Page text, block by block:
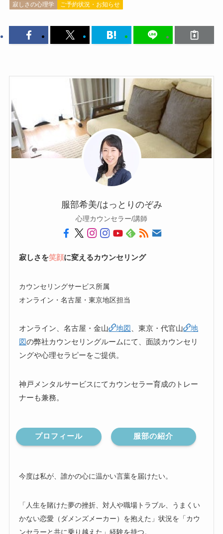
寂しさの心理学 ご予約状況・お知らせ
服部希美/はっとりのぞみ
心理カウンセラー/講師
寂しさを笑顔に変えるカウンセリング
カウンセリングサービス所属
オンライン・名古屋・東京地区担当
オンライン、名古屋・金山 地図 、東京・代官山
地
図の弊社カウンセリングルームにて、面談カウンセリ
ングや心理セラピーをご提供。
神戸メンタルサービスにてカウンセラー育成のトレー
ナーも兼務。
プロフィール 服部の紹介
今度は私が、誰かの心に温かい言葉を届けたい。
「人生を賭けた夢の挫折、対人や職場トラブル、うまくい
かない恋愛（ダメンズメーカー）を抱えた」状況を「カウ
ンセラーと共に乗り越えた」経験を持つ。